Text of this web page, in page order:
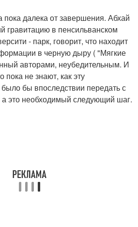
далека от завершения. Абхай
гравитацию в пенсильванском
- парк, говорит, что находит
в черную дыру ( "Мягкие
авторами, неубедительным. И
пока не знают, как эту
бы впоследствии передать с
а это необходимый следующий шаг.